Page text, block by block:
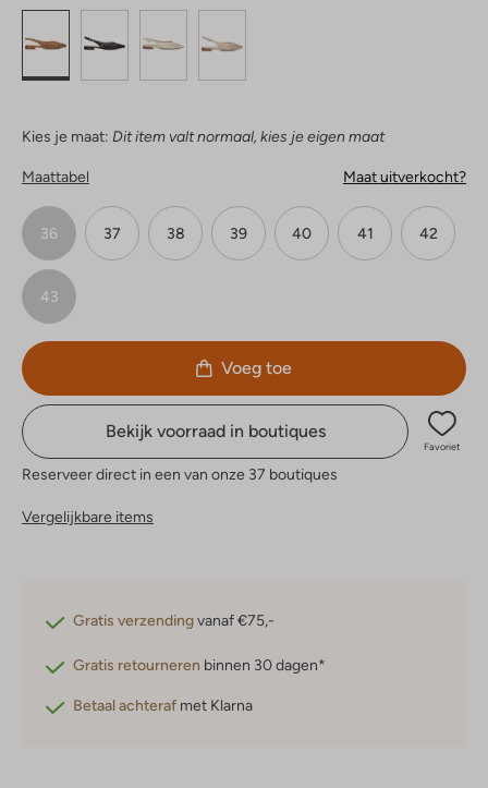
Kies je maat: Dit item valt normaal, kies je eigen maat
Maattabel Maat uitverkocht?
36 37 38 39 40 41 42
43
Voeg toe
Bekijk voorraad in boutiques
Favoriet
Reserveer direct in een van onze 37 boutiques
Vergelijkbare items
Gratis verzendingvanaf €75,-
Gratis retourneren binnen 30 dagen*
Betaal achteraf met Klarna